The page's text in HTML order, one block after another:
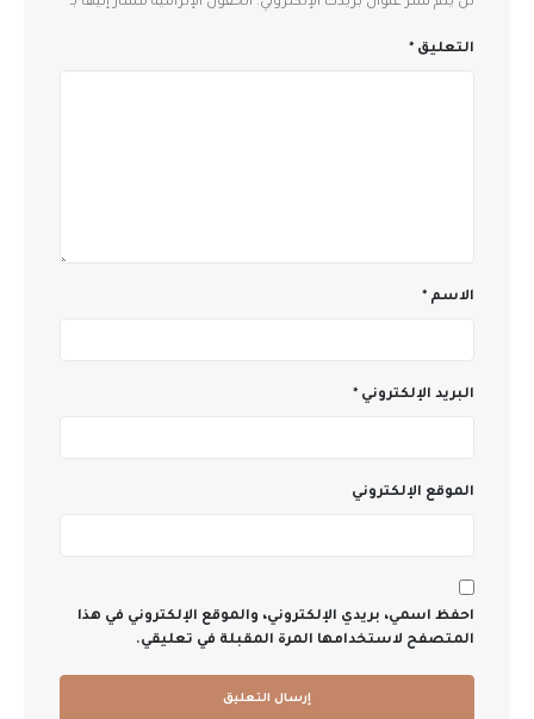
لن يتم نشر عنوان بريدك الإلكتروني. الحقول الإلزامية مشار إليها بـ *
التعليق *
الاسم *
البريد الإلكتروني *
الموقع الإلكتروني
احفظ اسمي، بريدي الإلكتروني، والموقع الإلكتروني في هذا
المتصفح لاستخدامها المرة المقبلة في تعليقي.